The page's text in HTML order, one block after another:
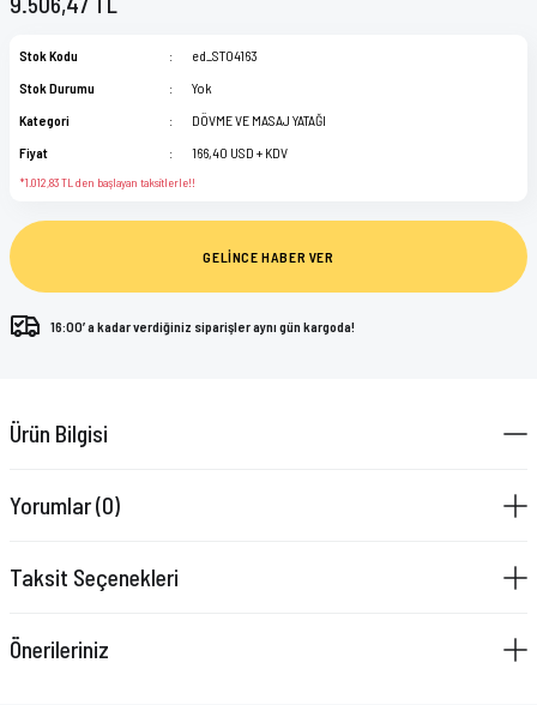
Stok Kodu
ed_ST04163
Stok Durumu
Yok
Kategori
DÖVME VE MASAJ YATAĞI
Fiyat
166,40 USD + KDV
*1.012,83 TL den başlayan taksitlerle!!
GELİNCE HABER VER
16:00’ a kadar verdiğiniz siparişler aynı gün kargoda!
Ürün Bilgisi
Yorumlar (0)
Taksit Seçenekleri
Önerileriniz